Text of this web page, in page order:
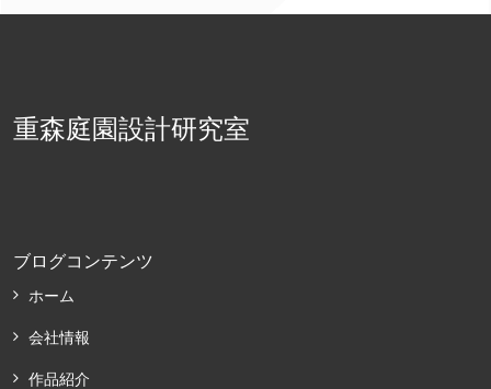
重森庭園設計研究室
ブログコンテンツ
ホーム
会社情報
作品紹介